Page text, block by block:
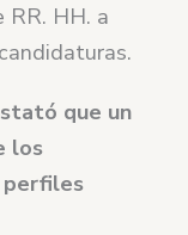
RR. HH. a
que un
los
perfiles